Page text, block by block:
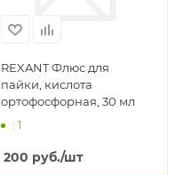
REXANT Флюс для
пайки, кислота
ортофосфорная, 30 мл
: 1
200 руб./шт